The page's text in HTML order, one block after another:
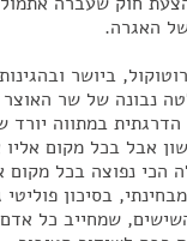
האגרה.
ביושר
נבונה של שר האוצר
הדרגתית במתווה
אבל בכל מקום
נפוצה בכל מקום
בסיכון
שמחייב כל